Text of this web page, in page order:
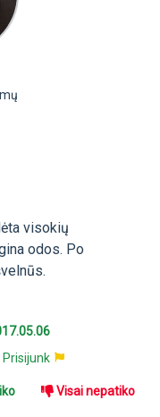
visokių
odos. Po
Prisijunk
Visai nepatiko